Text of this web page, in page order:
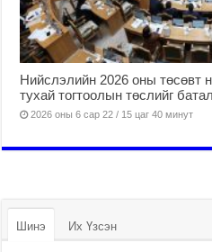
Нийслэлийн 2026 оны төсөвт
тухай тогтоолын төслийг
2026 оны 6 сар 22 / 15 цаг 40 минут
Шинэ Их Үзсэн